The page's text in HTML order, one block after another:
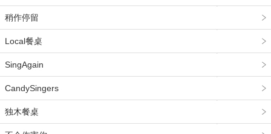
稍作停留
Local餐桌
SingAgain
CandySingers
独木餐桌